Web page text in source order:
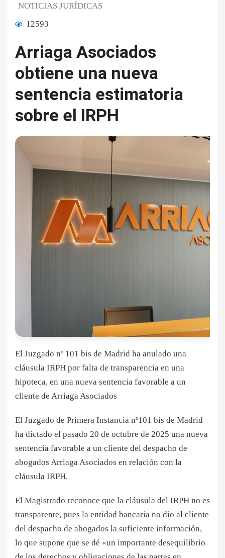
NOTICIAS JURÍDICAS
12593
Arriaga Asociados
obtiene una nueva
sentencia estimatoria
sobre el IRPH
El Juzgado nº 101 bis de Madrid ha anulado una
cláusula IRPH por falta de transparencia en una
hipoteca, en una nueva sentencia favorable a un
cliente de Arriaga Asociados
El Juzgado de Primera Instancia nº101 bis de Madrid
ha dictado el pasado 20 de octubre de 2025 una nueva
sentencia favorable a un cliente del despacho de
abogados Arriaga Asociados en relación con la
cláusula IRPH.
El Magistrado reconoce que la cláusula del IRPH no es
transparente, pues la entidad bancaria no dio al cliente
del despacho de abogados la suficiente información,
lo que supone que se dé «un importante desequilibrio